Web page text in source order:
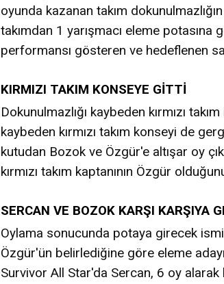
oyunda kazanan takım
takımdan 1 yarışmacı eleme potasına
performansı gösteren ve hedeflenen
KIRMIZI TAKIM KONSEYE GİTTİ
Dokunulmazlığı kaybeden kırmızı
kaybeden kırmızı takım konseyi de
kutudan Bozok ve Özgür'e altışar oy
kırmızı takım kaptanının Özgür
SERCAN VE BOZOK KARŞI KARŞIYA
Oylama sonucunda potaya girecek
Özgür'ün belirlediğine göre eleme
Survivor All Star'da Sercan, 6 oy alarak